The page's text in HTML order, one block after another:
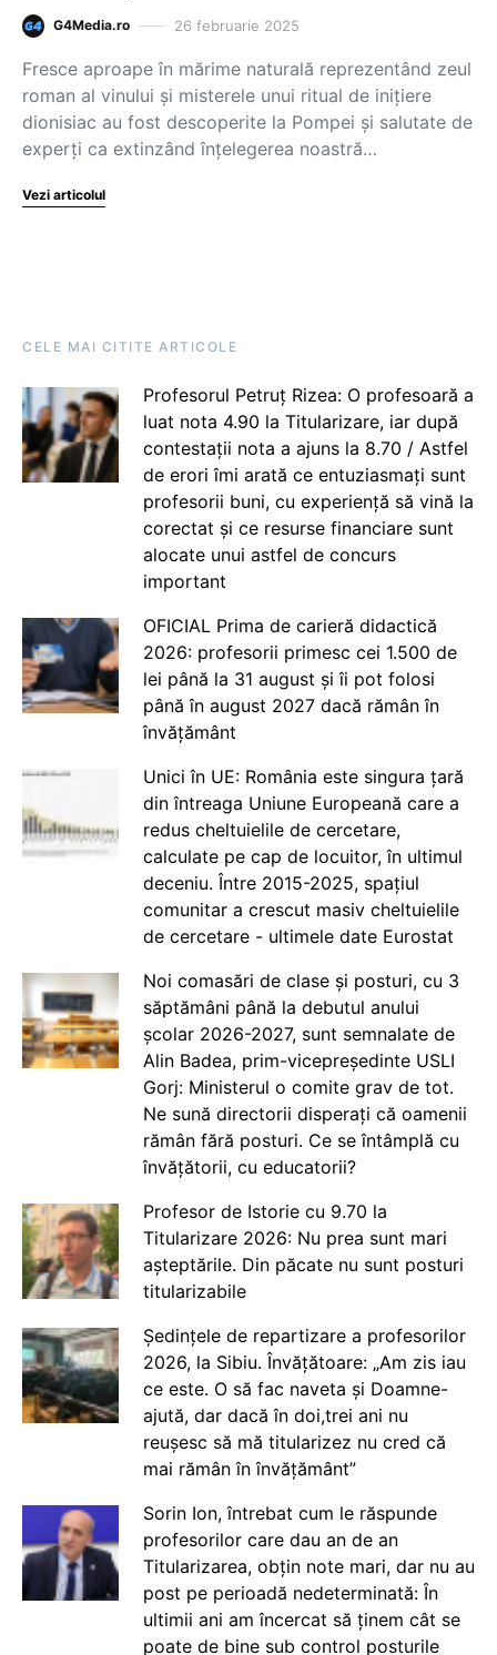
G4Media.ro 26 februarie 2025
Fresce aproape în mărime naturală reprezentând zeul
roman al vinului și misterele unui ritual de inițiere
dionisiac au fost descoperite la Pompei și salutate de
experți ca extinzând înțelegerea noastră…
Vezi articolul
CELE MAI CITITE ARTICOLE
Profesorul Petruț Rizea: O profesoară a
luat nota 4.90 la Titularizare, iar după
contestații nota a ajuns la 8.70 / Astfel
de erori îmi arată ce entuziasmați sunt
profesorii buni, cu experiență să vină la
corectat și ce resurse financiare sunt
alocate unui astfel de concurs
important
OFICIAL Prima de carieră didactică
2026: profesorii primesc cei 1.500 de
lei până la 31 august și îi pot folosi
până în august 2027 dacă rămân în
învățământ
Unici în UE: România este singura țară
din întreaga Uniune Europeană care a
redus cheltuielile de cercetare,
calculate pe cap de locuitor, în ultimul
deceniu. Între 2015-2025, spațiul
comunitar a crescut masiv cheltuielile
de cercetare - ultimele date Eurostat
Noi comasări de clase și posturi, cu 3
săptămâni până la debutul anului
școlar 2026-2027, sunt semnalate de
Alin Badea, prim-vicepreședinte USLI
Gorj: Ministerul o comite grav de tot.
Ne sună directorii disperați că oamenii
rămân fără posturi. Ce se întâmplă cu
învățătorii, cu educatorii?
Profesor de Istorie cu 9.70 la
Titularizare 2026: Nu prea sunt mari
așteptările. Din păcate nu sunt posturi
titularizabile
Ședințele de repartizare a profesorilor
2026, la Sibiu. Învățătoare: „Am zis iau
ce este. O să fac naveta și Doamne-
ajută, dar dacă în doi,trei ani nu
reușesc să mă titularizez nu cred că
mai rămân în învățământ”
Sorin Ion, întrebat cum le răspunde
profesorilor care dau an de an
Titularizarea, obțin note mari, dar nu au
post pe perioadă nedeterminată: În
ultimii ani am încercat să ținem cât se
poate de bine sub control posturile